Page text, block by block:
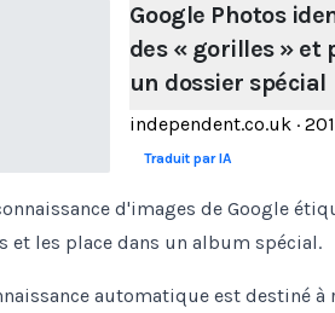
Google Photos
des « gorilles » et
un dossier spécial
independent.co.uk·
Traduit par IA
d'images de Google
et les place dans un album spécial.
automatique est destiné